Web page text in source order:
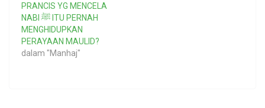
PRANCIS YG MENCELA
NABI ﷺ ITU PERNAH
MENGHIDUPKAN
PERAYAAN MAULID?
dalam "Manhaj"